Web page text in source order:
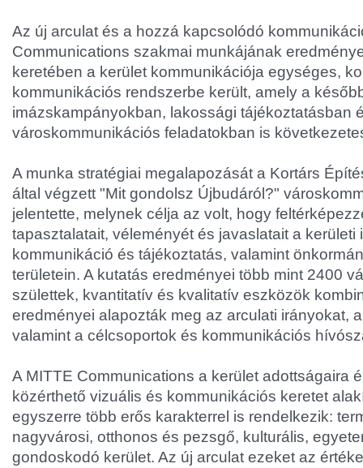
Az új arculat és a hozzá kapcsolódó
Communications szakmai munkájának
keretében a kerület kommunikációja egységes,
kommunikációs rendszerbe került, amely a
imázskampányokban, lakossági tájékoztatásban
városkommunikációs feladatokban is
A munka stratégiai megalapozását a Kortárs
által végzett "Mit gondolsz Újbudáról?"
jelentette, melynek célja az volt, hogy
tapasztalatait, véleményét és javaslatait a kerületi
kommunikáció és tájékoztatás, valamint
területein. A kutatás eredményei több mint 2400
születtek, kvantitatív és kvalitatív eszközök
eredményei alapozták meg az arculati irányokat,
valamint a célcsoportok és kommunikációs
A MITTE Communications a kerület adottságaira
közérthető vizuális és kommunikációs keretet
egyszerre több erős karakterrel is rendelkezik:
nagyvárosi, otthonos és pezsgő, kulturális,
gondoskodó kerület. Az új arculat ezeket az